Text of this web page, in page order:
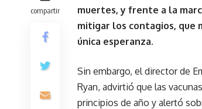
compartir
muertes, y frente a la
mitigar los contagios, que
única esperanza.
Sin embargo, el director de
Ryan, advirtió que las
principios de año y alertó